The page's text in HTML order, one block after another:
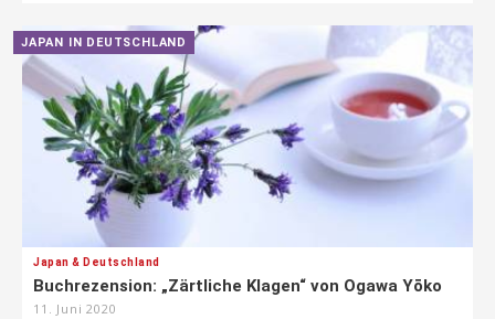
JAPAN IN DEUTSCHLAND
Japan & Deutschland
Buchrezension: „Zärtliche Klagen“ von Ogawa Yōko
11. Juni 2020